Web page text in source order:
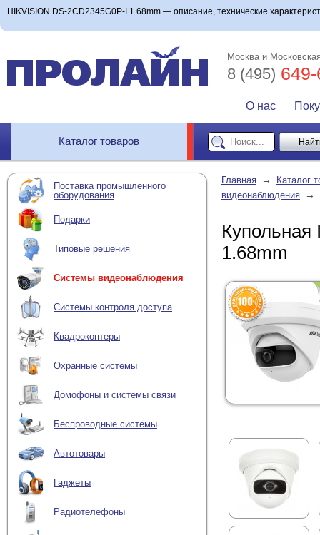
HIKVISION DS-2CD2345G0P-I 1.68mm — описание, технические
Москва и
8 (495)
О нас
Каталог товаров
Поставка промышленного
оборудования
Подарки
Типовые решения
Системы видеонаблюдения
Системы контроля доступа
Квадрокоптеры
Охранные системы
Домофоны и системы связи
Беспроводные системы
Автотовары
Гаджеты
Радиотелефоны
Главная →
Каталог
видеонаблюдения →
Купольная
1.68mm